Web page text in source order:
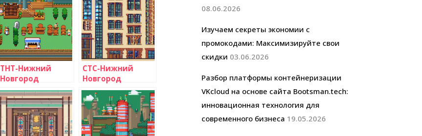
ТНТ-Нижний
Новгород
СТС-Нижний
Новгород
08.06.2026
Изучаем секреты экономии с
промокодами: Максимизируйте свои
скидки 03.06.2026
Разбор платформы контейнеризации
VKcloud на основе сайта Bootsman.tech:
инновационная технология для
современного бизнеса 19.05.2026